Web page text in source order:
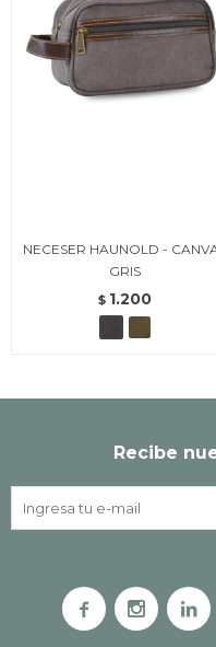
NECESER HAUNOLD -
GRIS
$ 1.200
Recibe
  